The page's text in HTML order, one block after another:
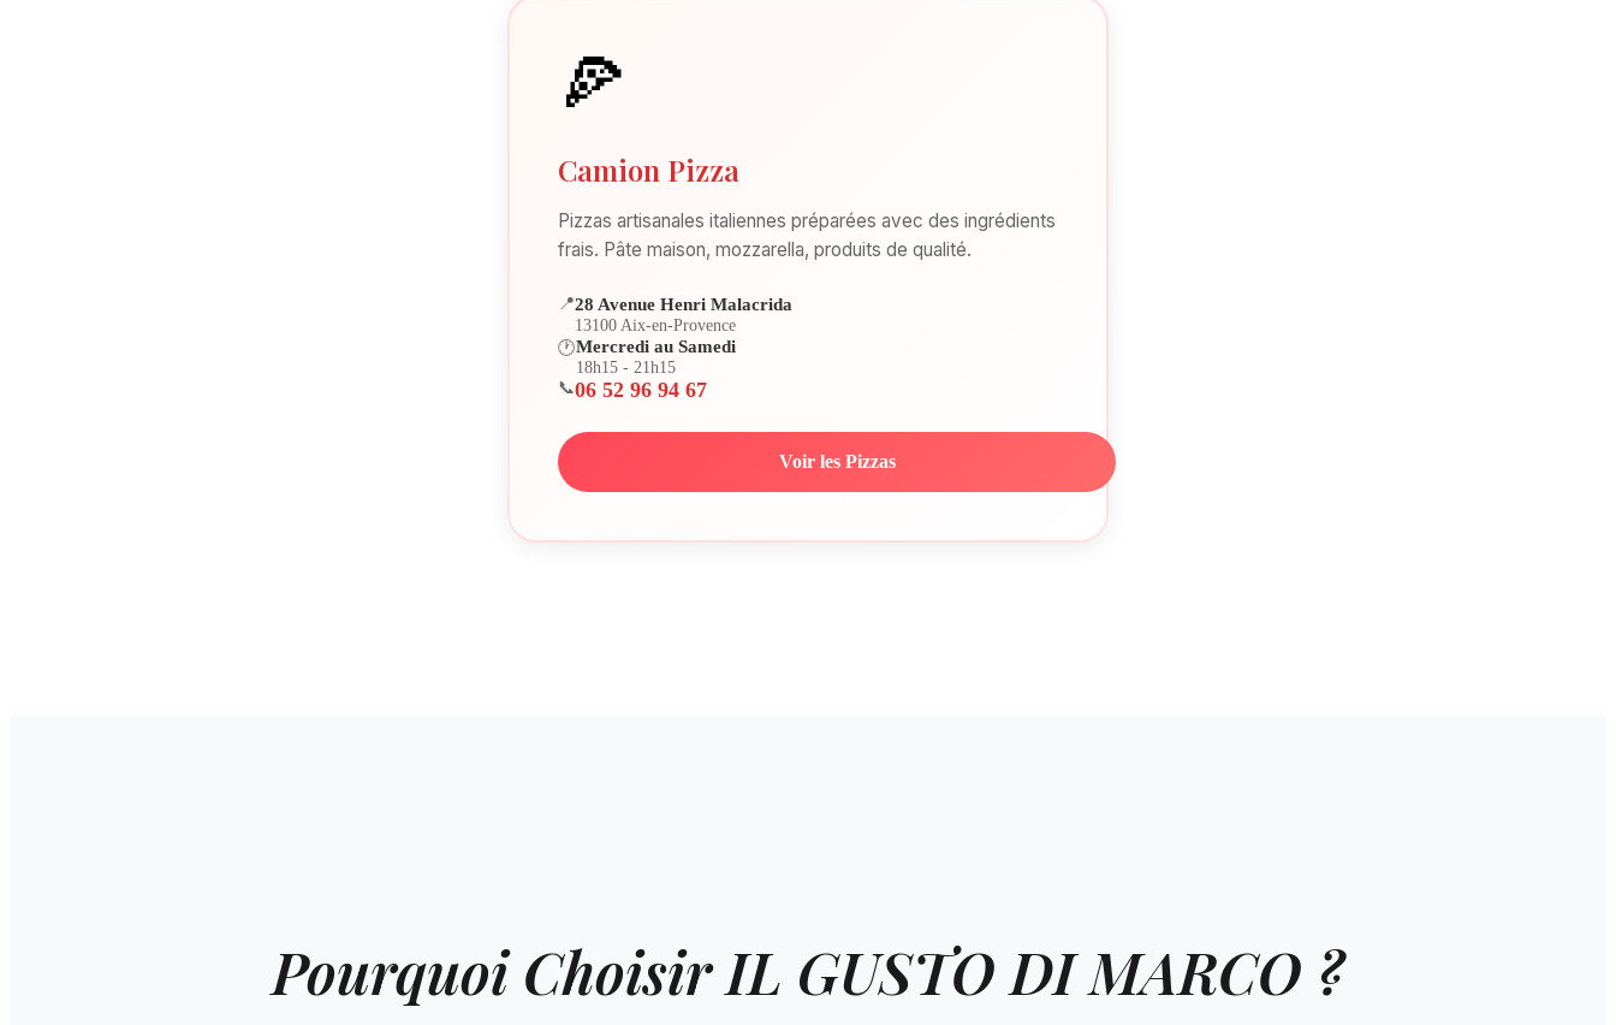
🍕
Camion Pizza
Pizzas artisanales italiennes préparées avec des ingrédients
frais. Pâte maison, mozzarella, produits de qualité.
📍28 Avenue Henri Malacrida
13100 Aix-en-Provence
🕐Mercredi au Samedi
18h15 - 21h15
📞06 52 96 94 67
Voir les Pizzas
Pourquoi Choisir IL GUSTO DI MARCO ?